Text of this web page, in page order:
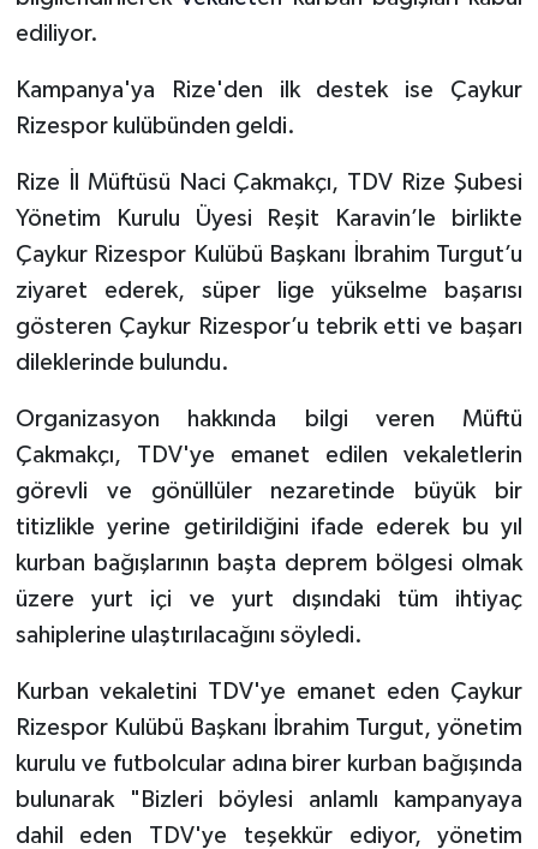
ediliyor.
Kampanya'ya Rize'den ilk destek ise Çaykur
Rizespor kulübünden geldi.
Rize İl Müftüsü Naci Çakmakçı, TDV Rize Şubesi
Yönetim Kurulu Üyesi Reşit Karavin’le birlikte
Çaykur Rizespor Kulübü Başkanı İbrahim Turgut’u
ziyaret ederek, süper lige yükselme başarısı
gösteren Çaykur Rizespor’u tebrik etti ve başarı
dileklerinde bulundu.
Organizasyon hakkında bilgi veren Müftü
Çakmakçı, TDV'ye emanet edilen vekaletlerin
görevli ve gönüllüler nezaretinde büyük bir
titizlikle yerine getirildiğini ifade ederek bu yıl
kurban bağışlarının başta deprem bölgesi olmak
üzere yurt içi ve yurt dışındaki tüm ihtiyaç
sahiplerine ulaştırılacağını söyledi.
Kurban vekaletini TDV'ye emanet eden Çaykur
Rizespor Kulübü Başkanı İbrahim Turgut, yönetim
kurulu ve futbolcular adına birer kurban bağışında
bulunarak "Bizleri böylesi anlamlı kampanyaya
dahil eden TDV'ye teşekkür ediyor, yönetim
Bolu Müftülüğü
Burdur Müftülüğü
Çanakkale Müftülüğü
Çorum Müftülüğü
Diyarbakır Müftülüğü
Düzce Müftülüğü
Edirne Müftülüğü
Elazığ Müftülüğü
Erzincan Müftülüğü
Erzurum Müftülüğü
Eskişehir Müftülüğü
Makaleler
Ekonomi
Podcast
Biyografiler
İhtida Haberleri
YAŞAM